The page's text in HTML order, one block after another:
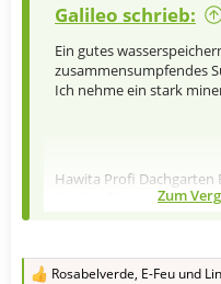
Galileo schrieb:
Ein gutes
zusammensumpfendes
Ich nehme ein stark
Hawita Profi Dachgarten
das hat 50%
Zum
R
Rosabelverde, E-Feu und